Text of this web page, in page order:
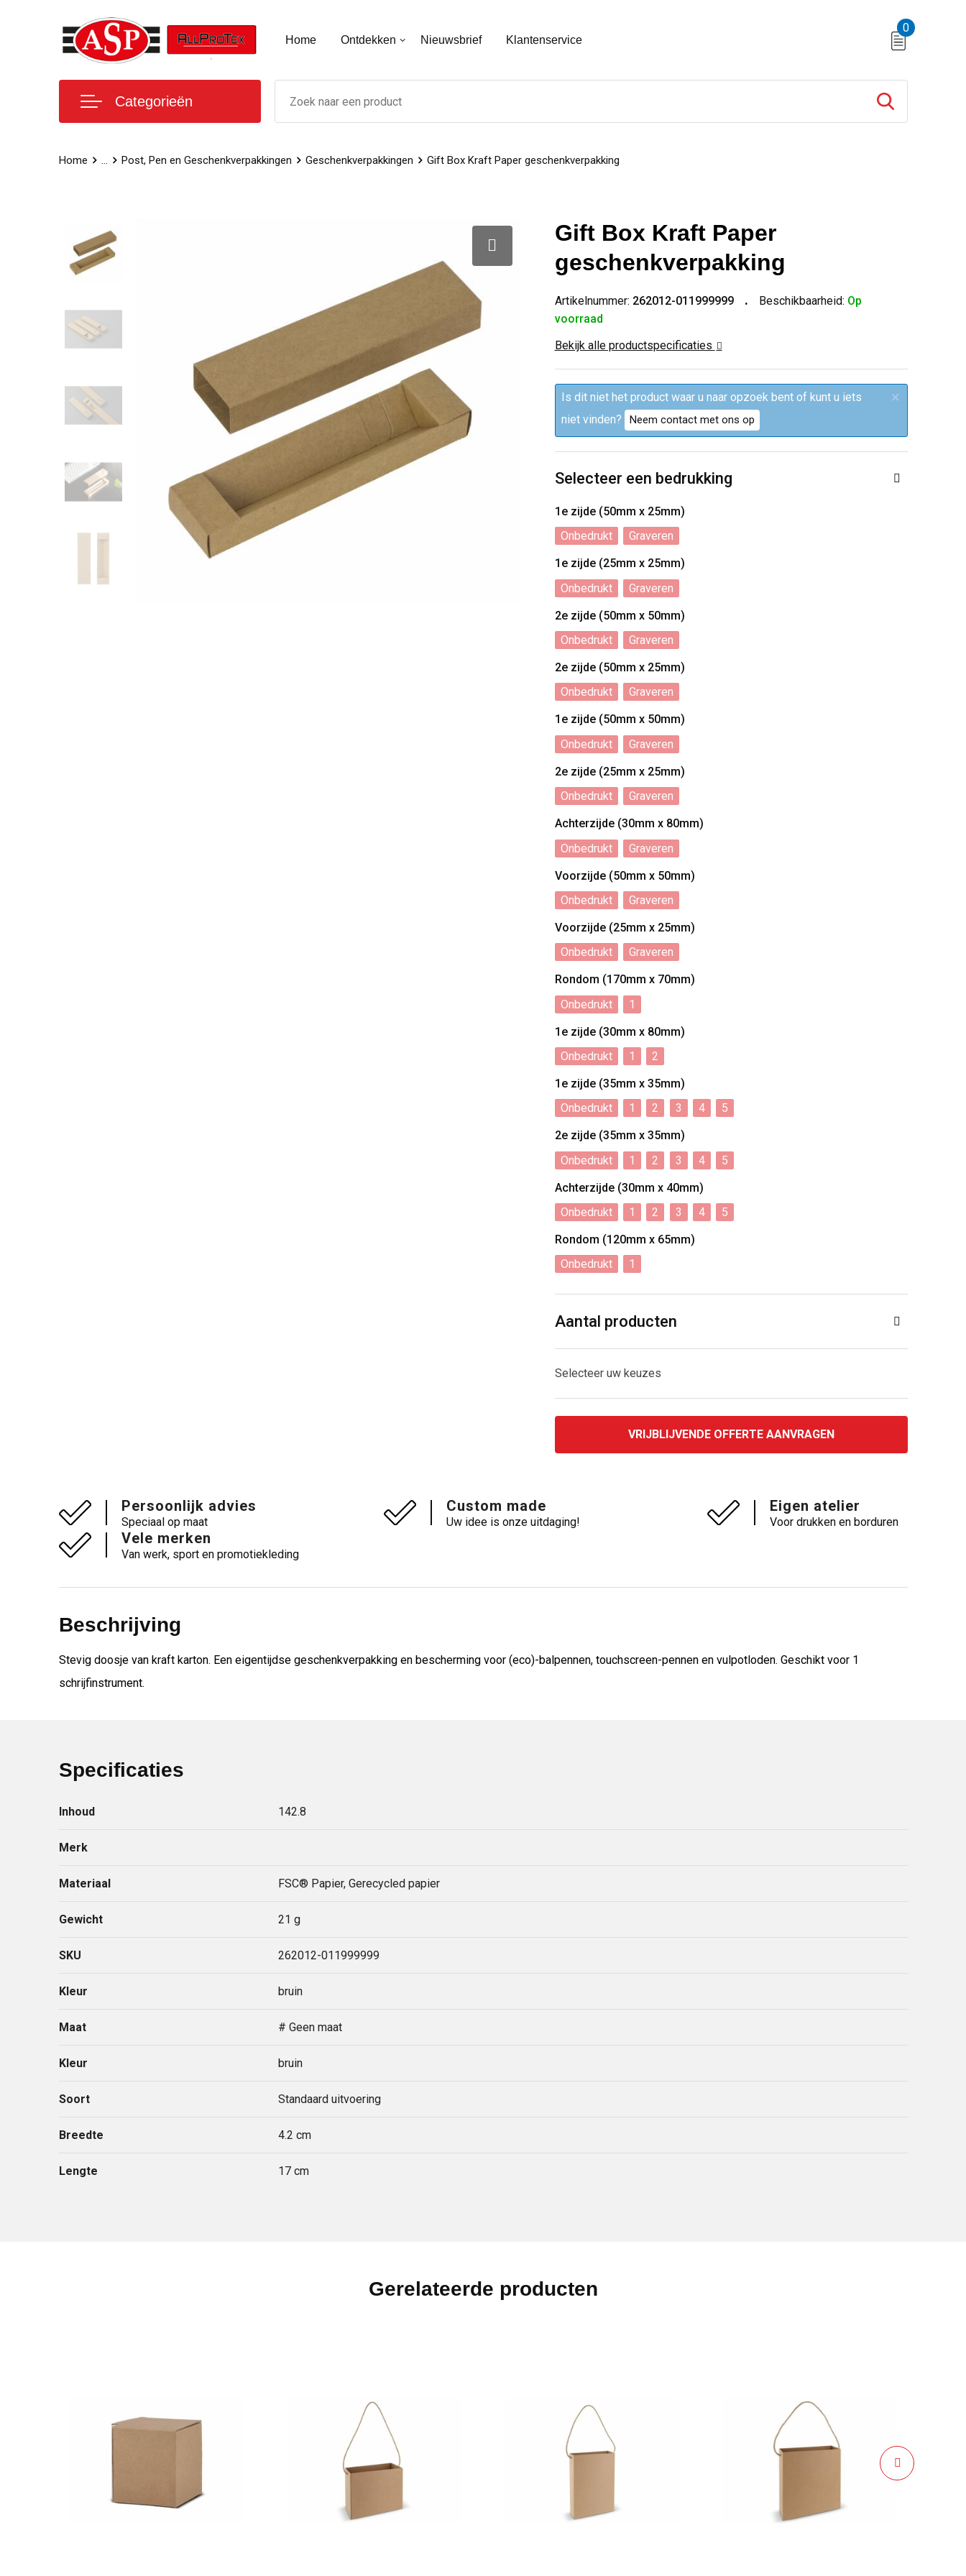
Home Ontdekken Nieuwsbrief Klantenservice
0
Categorieën
Home ... Post, Pen en Geschenkverpakkingen Geschenkverpakkingen Gift Box Kraft Paper geschenkverpakking
Gift Box Kraft Paper
geschenkverpakking
Artikelnummer: 262012-011999999 Beschikbaarheid: Op
voorraad
Bekijk alle productspecificaties
Is dit niet het product waar u naar opzoek bent of kunt u iets
niet vinden?
Neem contact met ons op
×
Selecteer een bedrukking
1e zijde (50mm x 25mm)
Onbedrukt
Graveren
1e zijde (25mm x 25mm)
Onbedrukt
Graveren
2e zijde (50mm x 50mm)
Onbedrukt
Graveren
2e zijde (50mm x 25mm)
Onbedrukt
Graveren
1e zijde (50mm x 50mm)
Onbedrukt
Graveren
2e zijde (25mm x 25mm)
Onbedrukt
Graveren
Achterzijde (30mm x 80mm)
Onbedrukt
Graveren
Voorzijde (50mm x 50mm)
Onbedrukt
Graveren
Voorzijde (25mm x 25mm)
Onbedrukt
Graveren
Rondom (170mm x 70mm)
Onbedrukt
1
1e zijde (30mm x 80mm)
Onbedrukt
1
2
1e zijde (35mm x 35mm)
Onbedrukt
1 2 3 4
5
2e zijde (35mm x 35mm)
Onbedrukt
1 2 3 4
5
Achterzijde (30mm x 40mm)
Onbedrukt
1 2 3 4
5
Rondom (120mm x 65mm)
Onbedrukt
1
Aantal producten
Selecteer uw keuzes
VRIJBLIJVENDE OFFERTE AANVRAGEN
Persoonlijk advies
Speciaal op maat
Custom made
Uw idee is onze uitdaging!
Eigen atelier
Voor drukken en borduren
Vele merken
Van werk, sport en promotiekleding
Beschrijving
Stevig doosje van kraft karton. Een eigentijdse geschenkverpakking en bescherming voor (eco)-balpennen, touchscreen-pennen en vulpotloden. Geschikt voor 1
schrijfinstrument.
Specificaties
Inhoud 142.8
Merk
Materiaal FSC® Papier, Gerecycled papier
Gewicht 21 g
SKU 262012-011999999
Kleur bruin
Maat # Geen maat
Kleur bruin
Soort Standaard uitvoering
Breedte 4.2 cm
Lengte 17 cm
Gerelateerde producten